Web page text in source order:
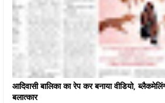
आदिवासी बालिका का रेप कर बनाया वीडियो,
बलात्कार